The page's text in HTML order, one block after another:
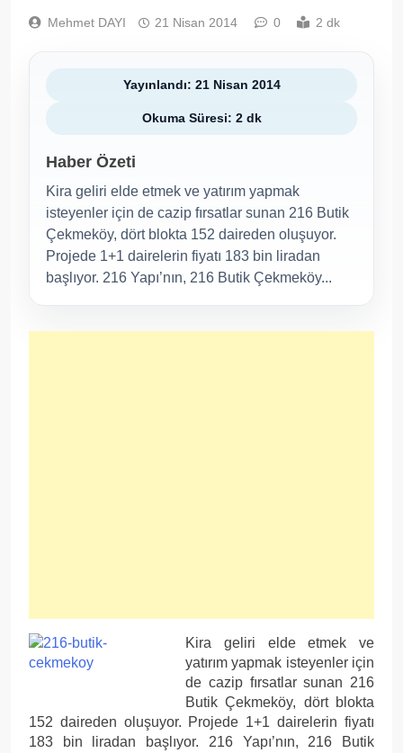
Mehmet DAYI 21 Nisan 2014 0 2 dk
Yayınlandı: 21 Nisan 2014
Okuma Süresi: 2 dk
Haber Özeti
Kira geliri elde etmek ve yatırım yapmak
isteyenler için de cazip fırsatlar sunan 216 Butik
Çekmeköy, dört blokta 152 daireden oluşuyor.
Projede 1+1 dairelerin fiyatı 183 bin liradan
başlıyor. 216 Yapı’nın, 216 Butik Çekmeköy...
Kira geliri elde etmek ve
yatırım yapmak isteyenler için
de cazip fırsatlar sunan 216
Butik Çekmeköy, dört blokta
152 daireden oluşuyor. Projede 1+1 dairelerin fiyatı
183 bin liradan başlıyor. 216 Yapı’nın, 216 Butik